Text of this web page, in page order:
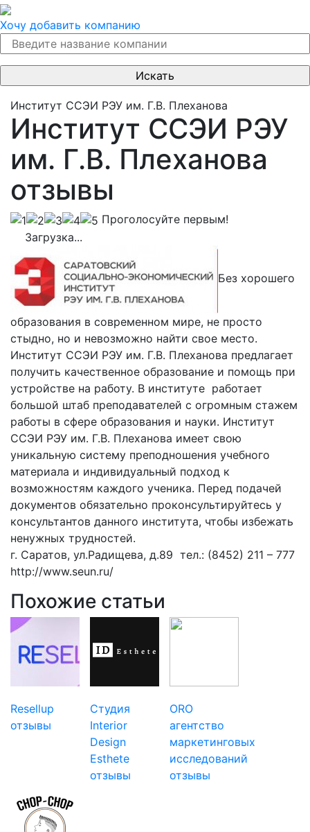
Хочу добавить компанию
Институт ССЭИ РЭУ им. Г.В. Плеханова
Институт ССЭИ РЭУ
им. Г.В. Плеханова
отзывы
Проголосуйте первым!
Загрузка...
Без хорошего
образования в современном мире, не просто
стыдно, но и невозможно найти свое место.
Институт ССЭИ РЭУ им. Г.В. Плеханова предлагает
получить качественное образование и помощь при
устройстве на работу. В институте работает
большой штаб преподавателей с огромным стажем
работы в сфере образования и науки. Институт
ССЭИ РЭУ им. Г.В. Плеханова имеет свою
уникальную систему преподношения учебного
материала и индивидуальный подход к
возможностям каждого ученика. Перед подачей
документов обязательно проконсультируйтесь у
консультантов данного института, чтобы избежать
ненужных трудностей.
г. Саратов, ул.Радищева, д.89 тел.: (8452) 211 – 777
http://www.seun.ru/
Похожие статьи
Resellup
отзывы
Студия
Interior
Design
Esthete
отзывы
ORO
агентство
маркетинговых
исследований
отзывы